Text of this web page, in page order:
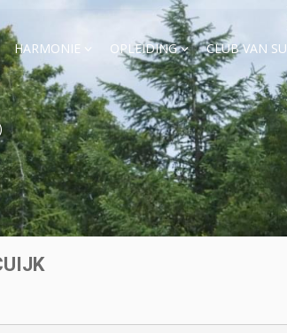
HARMONIE OPLEIDING CLUB VAN SU